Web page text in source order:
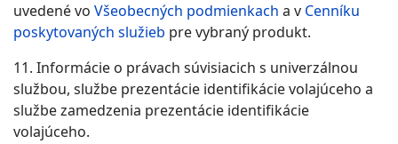
uvedené vo Všeobecných podmienkach a v Cenníku
poskytovaných služieb pre vybraný produkt.
11. Informácie o právach súvisiacich s univerzálnou
službou, službe prezentácie identifikácie volajúceho a
službe zamedzenia prezentácie identifikácie
volajúceho.